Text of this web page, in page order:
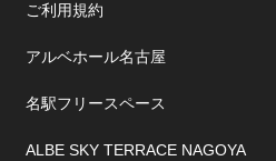
ご利用規約
アルベホール名古屋
名駅フリースペース
ALBE SKY TERRACE NAGOYA